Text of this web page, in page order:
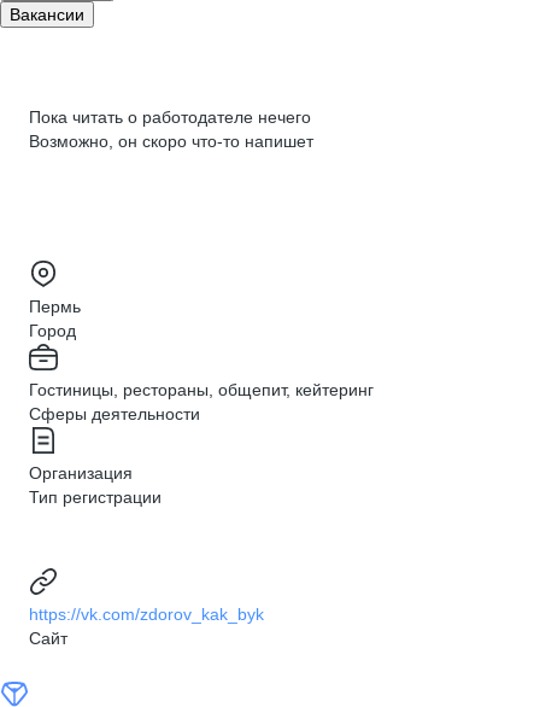
Вакансии
Пока читать о работодателе нечего
Возможно, он скоро что‑то напишет
Пермь
Город
Гостиницы, рестораны, общепит, кейтеринг
Сферы деятельности
Организация
Тип регистрации
https://vk.com/zdorov_kak_byk
Сайт